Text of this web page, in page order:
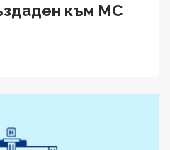
към МС